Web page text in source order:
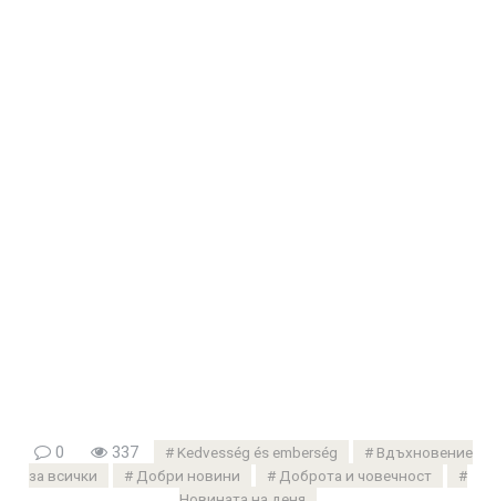
0 337 Kedvesség és emberség
Вдъхновение
за всички
Добри новини
Доброта и човечност